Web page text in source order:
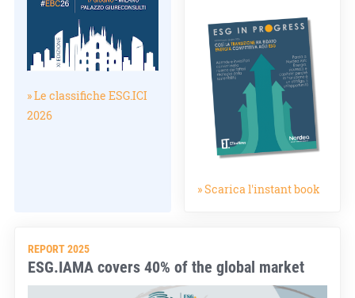
» Le classifiche ESG.ICI
2026
» Scarica l'instant book
REPORT 2025
ESG.IAMA covers 40% of the global market